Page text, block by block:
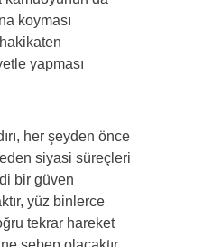
koyması
yapması
her şeyden önce
siyasi süreçleri
bir güven
yüz binlerce
tekrar hareket